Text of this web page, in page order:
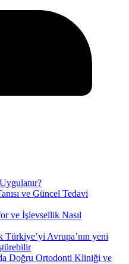
ve Güncel Tedavi
ve İşlevsellik Nasıl
Türkiye’yi Avrupa’nın yeni
Doğru Ortodonti Kliniği ve